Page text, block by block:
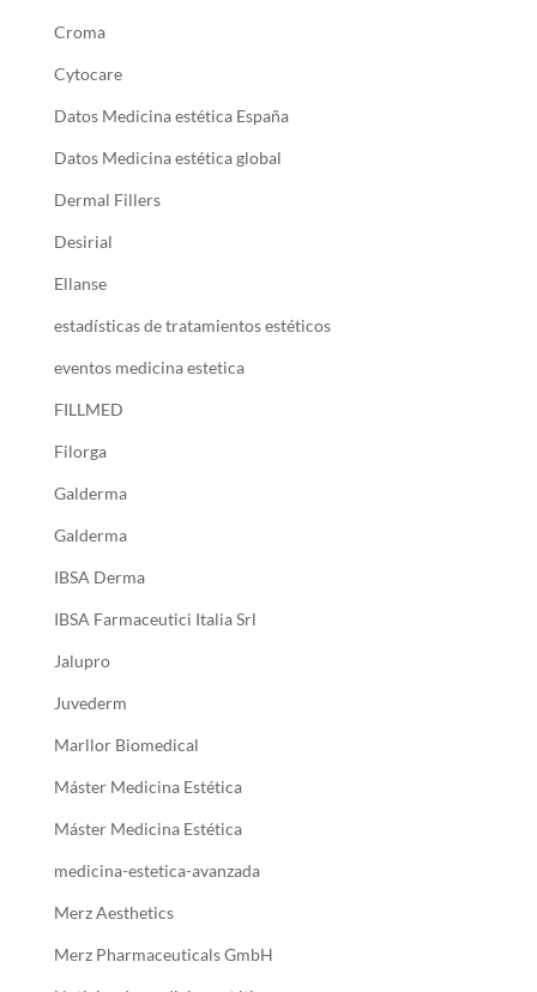
Croma
Cytocare
Datos Medicina estética España
Datos Medicina estética global
Dermal Fillers
Desirial
Ellanse
estadísticas de tratamientos estéticos
eventos medicina estetica
FILLMED
Filorga
Galderma
Galderma
IBSA Derma
IBSA Farmaceutici Italia Srl
Jalupro
Juvederm
Marllor Biomedical
Máster Medicina Estética
Máster Medicina Estética
medicina-estetica-avanzada
Merz Aesthetics
Merz Pharmaceuticals GmbH